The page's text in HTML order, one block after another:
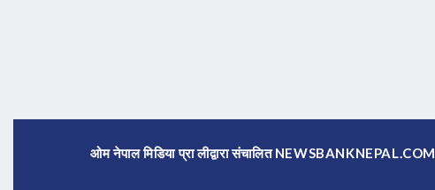
ओम नेपाल मिडिया प्रा लीद्वारा संचालित NEWSBANKNEPAL.COM